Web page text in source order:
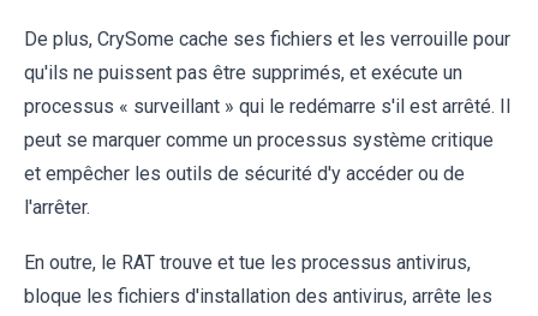
De plus, CrySome cache ses fichiers et les verrouille pour
qu'ils ne puissent pas être supprimés, et exécute un
processus « surveillant » qui le redémarre s'il est arrêté. Il
peut se marquer comme un processus système critique
et empêcher les outils de sécurité d'y accéder ou de
l'arrêter.
En outre, le RAT trouve et tue les processus antivirus,
bloque les fichiers d'installation des antivirus, arrête les